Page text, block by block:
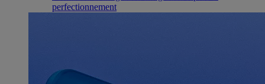
perfectionnement